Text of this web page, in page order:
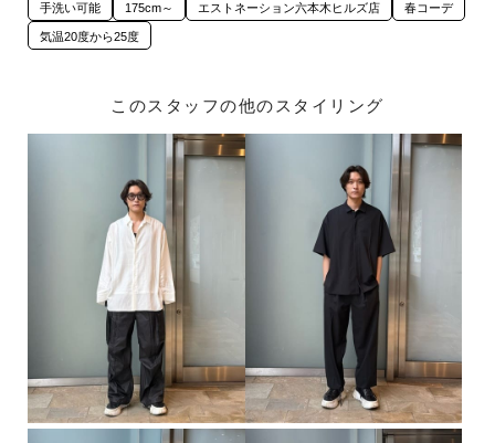
手洗い可能 175cm～ エストネーション六本木ヒルズ店 春コーデ
気温20度から25度
このスタッフの他のスタイリング